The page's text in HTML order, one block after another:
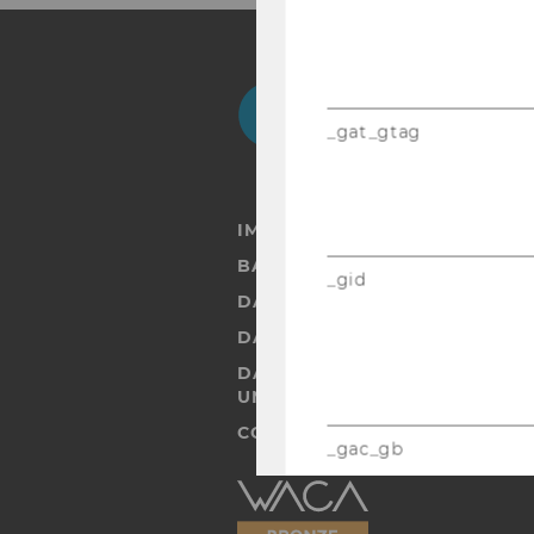
IMPRESSUM
DATENSCHUTZERKLÄRUNG
DATENSCHUTZERKLÄRUNG
DATENSCHUTZERKLÄRUNG
UND STUDIERENDE
COOKIE EINSTELLUNGEN
Barrierefreiheitserklärung
Webseite
_gat_gtag
_gid
_gac_gb